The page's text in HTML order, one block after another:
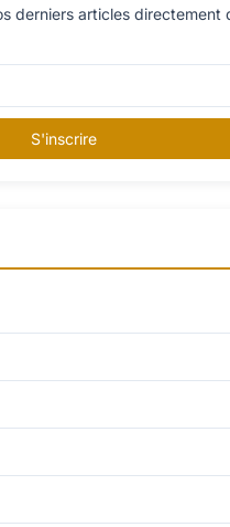
derniers articles directement
S'inscrire